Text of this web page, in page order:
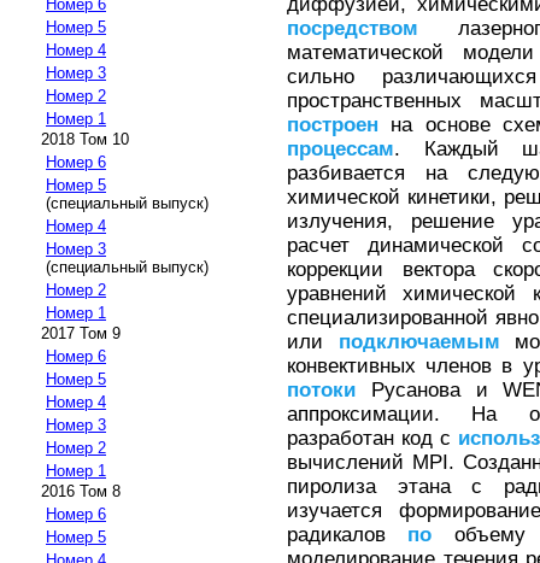
Номер 6
Номер 5
Номер 4
Номер 3
Номер 2
Номер 1
2018 Том 10
Номер 6
Номер 5
(специальный выпуск)
Номер 4
Номер 3
(специальный выпуск)
Номер 2
Номер 1
2017 Том 9
Номер 6
Номер 5
Номер 4
Номер 3
Номер 2
Номер 1
2016 Том 8
Номер 6
Номер 5
посредством
математической
сильно
пространственных
построен на основе
процессам. Каждый
разбивается на
химической кинетики,
излучения, решение
расчет динамической
коррекции вектора
уравнений химической
специализированной
или подключаемым
конвективных членов в
потоки Русанова и
аппроксимации. На
разработан код с
вычислений MPI.
пиролиза этана с
изучается
радикалов по объему
моделирование течения